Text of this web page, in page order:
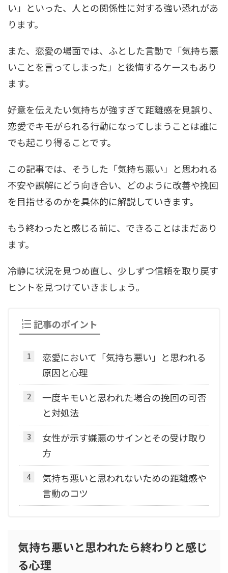
い」といった、人との関係性に対する強い恐れがあ
ります。
また、恋愛の場面では、ふとした言動で「気持ち悪
いことを言ってしまった」と後悔するケースもあり
ます。
好意を伝えたい気持ちが強すぎて距離感を見誤り、
恋愛でキモがられる行動になってしまうことは誰に
でも起こり得ることです。
この記事では、そうした「気持ち悪い」と思われる
不安や誤解にどう向き合い、どのように改善や挽回
を目指せるのかを具体的に解説していきます。
もう終わったと感じる前に、できることはまだあり
ます。
冷静に状況を見つめ直し、少しずつ信頼を取り戻す
ヒントを見つけていきましょう。
記事のポイント
恋愛において「気持ち悪い」と思われる
原因と心理
一度キモいと思われた場合の挽回の可否
と対処法
女性が示す嫌悪のサインとその受け取り
方
気持ち悪いと思われないための距離感や
言動のコツ
気持ち悪いと思われたら終わりと感じ
る心理